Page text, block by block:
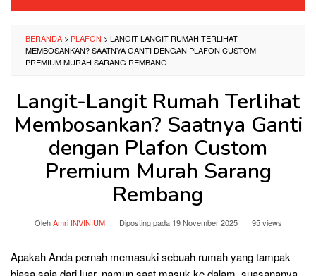
BERANDA > PLAFON > LANGIT-LANGIT RUMAH TERLIHAT
MEMBOSANKAN? SAATNYA GANTI DENGAN PLAFON CUSTOM
PREMIUM MURAH SARANG REMBANG
Langit-Langit Rumah Terlihat
Membosankan? Saatnya Ganti
dengan Plafon Custom
Premium Murah Sarang
Rembang
OlehAmri INVINIUM Diposting pada 19 November 2025 95 views
Apakah Anda pernah memasuki sebuah rumah yang tampak